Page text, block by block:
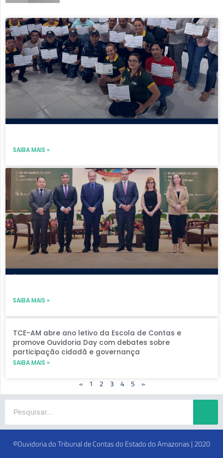
SAIBA MAIS »
SAIBA MAIS »
TCE-AM abre ano letivo da Escola de Contas e
promove Ouvidoria Day com debates sobre
participação cidadã e governança
SAIBA MAIS »
«
Page
1
Page
2
Page
3
Page
4
Page
5 »
©Ouvidoria do Tribunal de Contas do Estado do Amazonas | 2020